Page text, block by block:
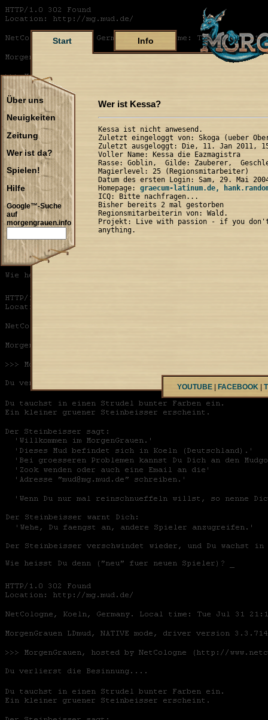
Start Info
Über uns
Neuigkeiten
Zeitung
Wer ist da?
Spielen!
Hilfe
Google™-Suche
auf
morgengrauen.info
Wer ist Kessa?
Kessa ist nicht anwesend.
Zuletzt eingeloggt von: Skoga (ueber
Zuletzt ausgeloggt: Die, 11. Jan 2011,
Voller Name: Kessa die Eazmagistra
Rasse: Goblin,  Gilde: Zauberer,
Magierlevel: 25 (Regionsmitarbeiter)
Datum des ersten Login: Sam, 29. Mai
Homepage: graecum-latinum.de,
ICQ: Bitte nachfragen...
Bisher bereits 2 mal gestorben
Regionsmitarbeiterin von: Wald.
Projekt: Live with passion - if you
YOUTUBE FACEBOOK